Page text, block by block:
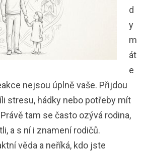
d
y
m
át
e
nejsou úplně vaše. Přijdou
stresu, hádky nebo potřeby mít
tam se často ozývá rodina,
a s ní i znamení rodičů.
věda a neříká, kdo jste